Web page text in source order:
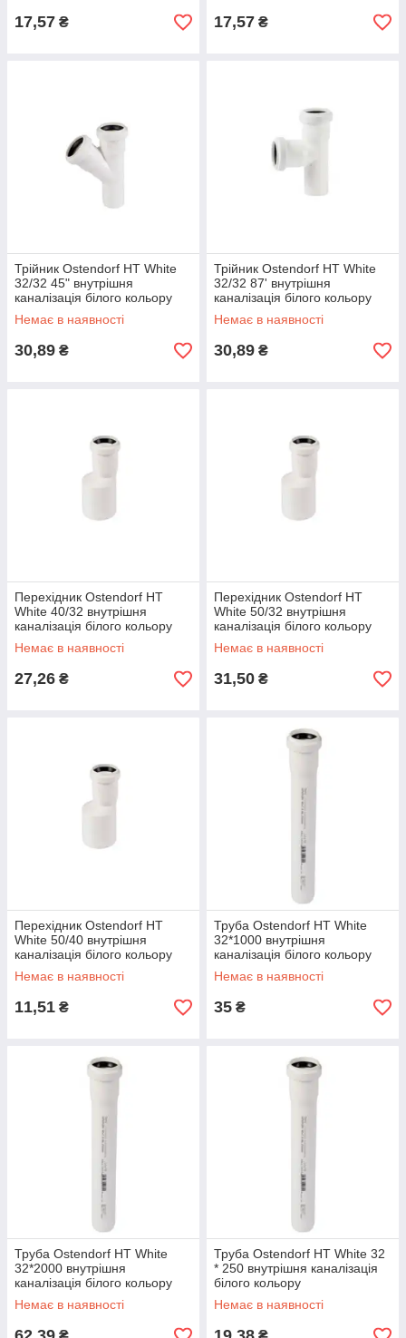
17,57 ₴ 17,57 ₴
Трійник Ostendorf HT White
32/32 45" внутрішня
каналізація білого кольору
Немає в наявності
30,89 ₴
Трійник Ostendorf HT White
32/32 87' внутрішня
каналізація білого кольору
Немає в наявності
30,89 ₴
Перехідник Ostendorf HT
White 40/32 внутрішня
каналізація білого кольору
Немає в наявності
27,26 ₴
Перехідник Ostendorf HT
White 50/32 внутрішня
каналізація білого кольору
Немає в наявності
31,50 ₴
Перехідник Ostendorf HT
White 50/40 внутрішня
каналізація білого кольору
Немає в наявності
11,51 ₴
Труба Ostendorf HT White
32*1000 внутрішня
каналізація білого кольору
Немає в наявності
35 ₴
Труба Ostendorf HT White
32*2000 внутрішня
каналізація білого кольору
Немає в наявності
Труба Ostendorf HT White 32
* 250 внутрішня каналізація
білого кольору
Немає в наявності